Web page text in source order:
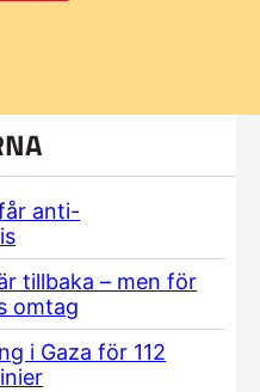
anti-
tillbaka – men för
omtag
i Gaza för 112